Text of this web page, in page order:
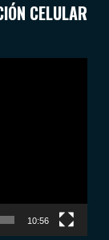
CELULAR
10:56